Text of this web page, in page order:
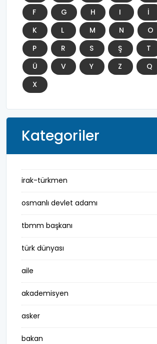
F
G H I İ
K
L M N O
P
R S Ş T
Ü
V Y Z Q
X
Kategoriler
irak-türkmen
osmanlı devlet adamı
tbmm başkanı
türk dünyası
aile
akademisyen
asker
bakan